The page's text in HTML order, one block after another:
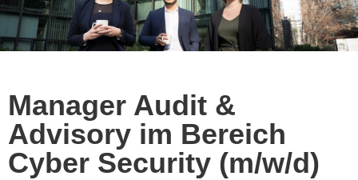
Manager Audit &
Advisory im Bereich
Cyber Security (m/w/d)